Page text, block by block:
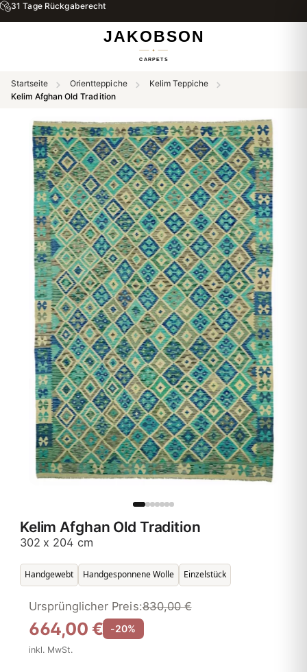
31 Tage Rückgaberecht
Startseite Orientteppiche
Kelim Teppiche
Kelim Afghan Old Tradition
Kelim Afghan Old Tradition
302 x 204 cm
Handgewebt Handgesponnene Wolle Einzelstück
664,00 €
Ursprünglicher Preis:830,00 €
-20%
inkl. MwSt.